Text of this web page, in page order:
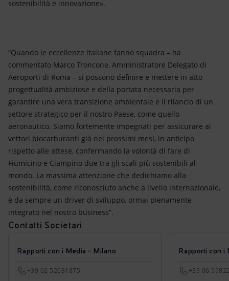
sostenibilità e innovazione».
“Quando le eccellenze italiane fanno squadra – ha
commentato Marco Troncone, Amministratore Delegato di
Aeroporti di Roma – si possono definire e mettere in atto
progettualità ambiziose e della portata necessaria per
garantire una vera transizione ambientale e il rilancio di un
settore strategico per il nostro Paese, come quello
aeronautico. Siamo fortemente impegnati per assicurare ai
vettori biocarburanti già nei prossimi mesi, in anticipo
rispetto alle attese, confermando la volontà di fare di
Fiumicino e Ciampino due tra gli scali più sostenibili al
mondo. La massima attenzione che dedichiamo alla
sostenibilità, come riconosciuto anche a livello internazionale,
è da sempre un driver di sviluppo, ormai pienamente
integrato nel nostro business”.
Contatti Societari
Rapporti con i Media - Milano
+39 02 52031875
Rapporti con i
+39 06